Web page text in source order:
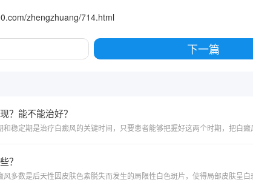
zhengzhuang/714.html
下一篇
？能不能治好？
？